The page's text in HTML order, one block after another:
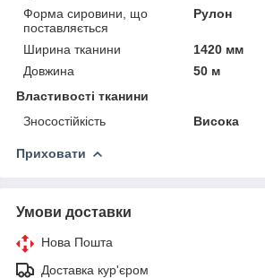
Форма сировини, що
поставляється
Рулон
Ширина тканини
1420 мм
Довжина
50 м
Властивості тканини
Зносостійкість
Висока
Приховати
Умови доставки
Нова Пошта
Доставка кур'єром